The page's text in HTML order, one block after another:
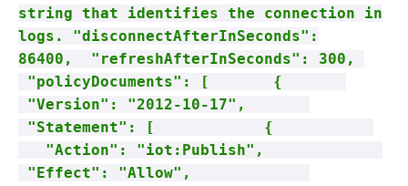
string that identifies the connection in
logs. "disconnectAfterInSeconds":
86400, "refreshAfterInSeconds": 300,
"policyDocuments": [ {
"Version": "2012-10-17",
"Statement": [ {
"Action": "iot:Publish",
"Effect": "Allow",